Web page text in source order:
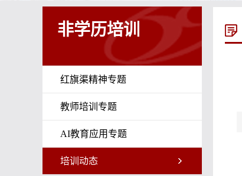
非学历培训
红旗渠精神专题
教师培训专题
AI教育应用专题
培训动态